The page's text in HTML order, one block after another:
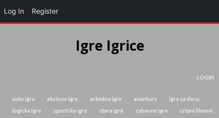
Igre Igrice
LOGIN
auto igre akcione igre arkadne igre avanture
igre za decu
logicke igre
sportske igre stare igre zabavne igre
crtani filmovi
Log In Register